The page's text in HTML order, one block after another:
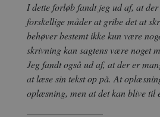
I dette forløb fandt jeg ud af, at
forskellige måder at gribe det at
behøver bestemt ikke kun være
skrivning kan sagtens være noget
Jeg fandt også ud af, at der er
at læse sin tekst op på. At
oplæsning, men at det kan blive til